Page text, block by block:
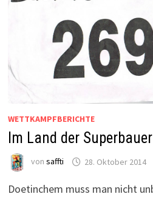
WETTKAMPFBERICHTE
Im Land der
von saffti 28. Oktober 2014
Doetinchem muss man nicht